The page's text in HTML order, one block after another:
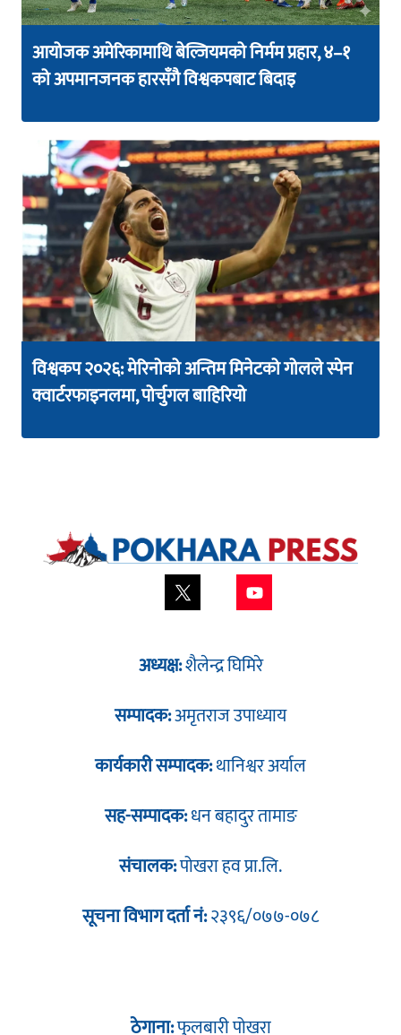
आयोजक अमेरिकामाथि बेल्जियमको निर्मम प्रहार, ४–१
को अपमानजनक हारसँगै विश्वकपबाट बिदाइ
विश्वकप २०२६: मेरिनोको अन्तिम मिनेटको गोलले स्पेन
क्वार्टरफाइनलमा, पोर्चुगल बाहिरियो
अध्यक्ष:शैलेन्द्र घिमिरे
सम्पादक:अमृतराज उपाध्याय
कार्यकारी सम्पादक:थानिश्वर अर्याल
सह-सम्पादक:धन बहादुर तामाङ
संचालक:पोखरा हव प्रा.लि.
सूचना विभाग दर्ता नं:२३९६/०७७-०७८
ठेगाना:फुलबारी पोखरा